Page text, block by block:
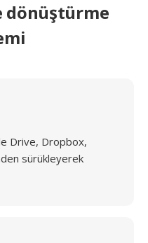
dönüştürme
Drive, Dropbox,
sürükleyerek